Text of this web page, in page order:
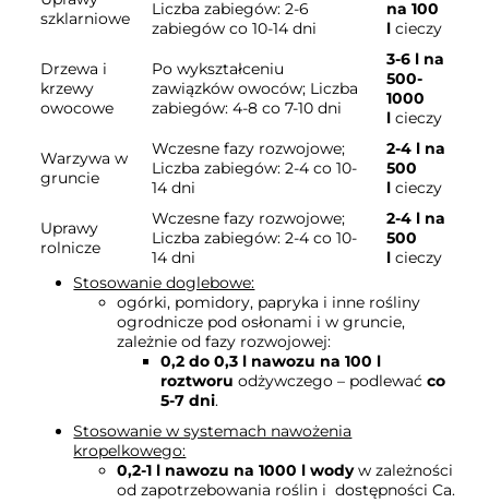
szklarniowe
Liczba zabiegów: 2-6
zabiegów co 10-14 dni
na 100
l cieczy
Drzewa i
krzewy
owocowe
Po wykształceniu
zawiązków owoców; Liczba
zabiegów: 4-8 co 7-10 dni
3-6 l na
500-
1000
l cieczy
Warzywa w
gruncie
Wczesne fazy rozwojowe;
Liczba zabiegów: 2-4 co 10-
14 dni
2-4 l na
500
l cieczy
Uprawy
rolnicze
Wczesne fazy rozwojowe;
Liczba zabiegów: 2-4 co 10-
14 dni
2-4 l na
500
l cieczy
Stosowanie doglebowe:
ogórki, pomidory, papryka i inne rośliny
ogrodnicze pod osłonami i w gruncie,
zależnie od fazy rozwojowej:
0,2 do 0,3 l nawozu na 100 l
roztworu odżywczego – podlewaćco
5-7 dni.
Stosowanie w systemach nawożenia
kropelkowego:
0,2-1 l nawozu na 1000 l wodyw zależności
od zapotrzebowania roślin i dostępności Ca.